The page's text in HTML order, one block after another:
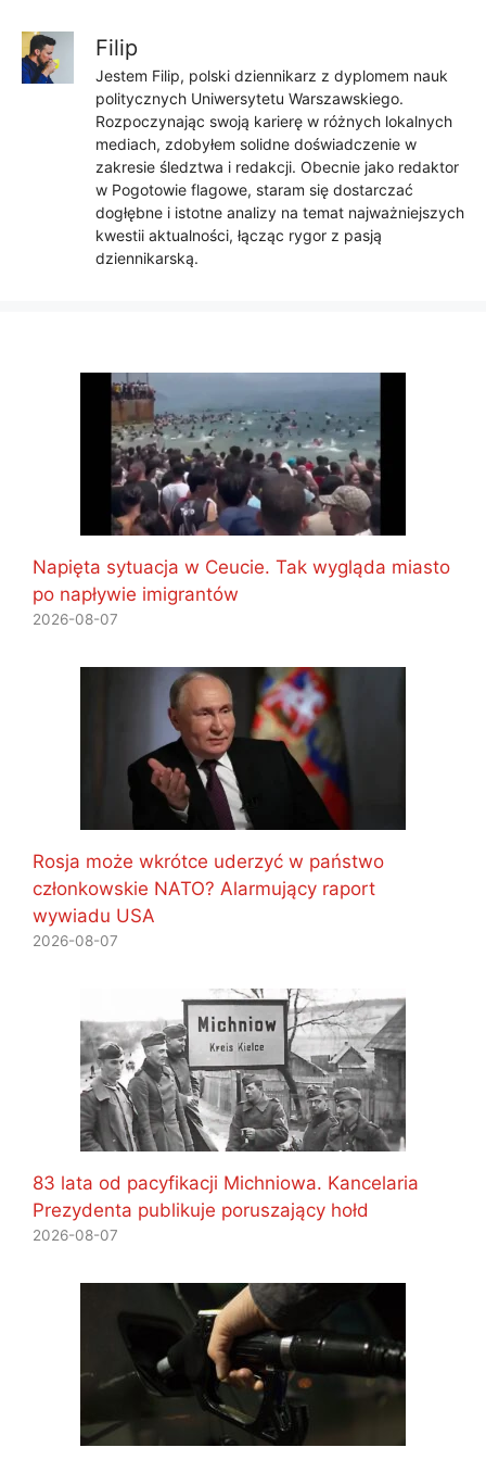
Filip
Jestem Filip, polski dziennikarz z dyplomem nauk
politycznych Uniwersytetu Warszawskiego.
Rozpoczynając swoją karierę w różnych lokalnych
mediach, zdobyłem solidne doświadczenie w
zakresie śledztwa i redakcji. Obecnie jako redaktor
w Pogotowie flagowe, staram się dostarczać
dogłębne i istotne analizy na temat najważniejszych
kwestii aktualności, łącząc rygor z pasją
dziennikarską.
Napięta sytuacja w Ceucie. Tak wygląda miasto
po napływie imigrantów
2026-08-07
Rosja może wkrótce uderzyć w państwo
członkowskie NATO? Alarmujący raport
wywiadu USA
2026-08-07
83 lata od pacyfikacji Michniowa. Kancelaria
Prezydenta publikuje poruszający hołd
2026-08-07